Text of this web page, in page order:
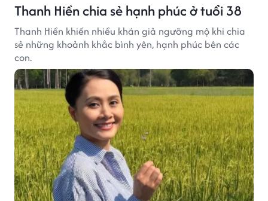
Thanh Hiền chia sẻ hạnh phúc ở tuổi 38
Thanh Hiền khiến nhiều khán giả ngưỡng mộ khi chia
sẻ những khoảnh khắc bình yên, hạnh phúc bên các
con.